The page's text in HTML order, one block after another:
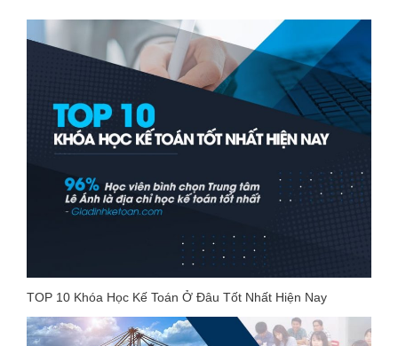
TOP 10 Khóa Học Kế Toán Ở Đâu Tốt Nhất Hiện Nay